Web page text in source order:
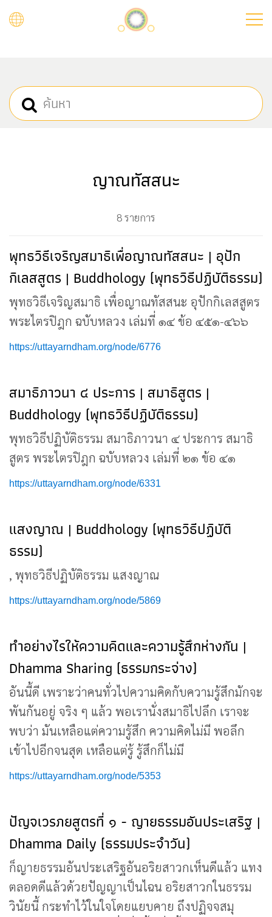
ญาณทัสสนะ
8 รายการ
พุทธวิธีเจริญสมาธิเพื่อญาณทัสสนะ | อุปัก
กิเลสสูตร | Buddhology (พุทธวิธีปฏิบัติธรรม)
พุทธวิธีเจริญสมาธิ เพื่อญาณทัสสนะ อุปักกิเลสสูตร
พระไตรปิฎก ฉบับหลวง เล่มที่ ๑๔ ข้อ ๔๕๑-๔๖๖
https://uttayarndham.org/node/6776
สมาธิภาวนา ๔ ประการ | สมาธิสูตร |
Buddhology (พุทธวิธีปฏิบัติธรรม)
พุทธวิธีปฏิบัติธรรม สมาธิภาวนา ๔ ประการ สมาธิ
สูตร พระไตรปิฎก ฉบับหลวง เล่มที่ ๒๑ ข้อ ๔๑
https://uttayarndham.org/node/6331
แสงญาณ | Buddhology (พุทธวิธีปฏิบัติ
ธรรม)
, พุทธวิธีปฏิบัติธรรม แสงญาณ
https://uttayarndham.org/node/5869
ทำอย่างไรให้ความคิดและความรู้สึกห่างกัน |
Dhamma Sharing (ธรรมกระจ่าง)
อันนี้ดี เพราะว่าคนทั่วไปความคิดกับความรู้สึกมักจะ
พันกันอยู่ จริง ๆ แล้ว พอเรานั่งสมาธิไปลึก เราจะ
พบว่า มันเหลือแต่ความรู้สึก ความคิดไม่มี พอลึก
เข้าไปอีกจนสุด เหลือแต่รู้ รู้สึกก็ไม่มี
https://uttayarndham.org/node/5353
ปัญจเวรภยสูตรที่ ๑ - ญายธรรมอันประเสริฐ |
Dhamma Daily (ธรรมประจำวัน)
ก็ญายธรรมอันประเสริฐอันอริยสาวกเห็นดีแล้ว แทง
ตลอดดีแล้วด้วยปัญญาเป็นไฉน อริยสาวกในธรรม
วินัยนี้ กระทำไว้ในใจโดยแยบคาย ถึงปฏิจจสมุ